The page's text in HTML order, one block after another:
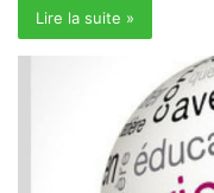
Lire la suite »